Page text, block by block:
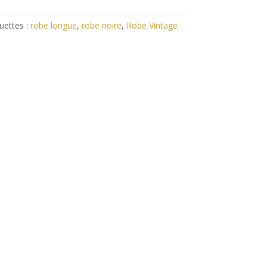
: robe longue, robe noire, Robe Vintage